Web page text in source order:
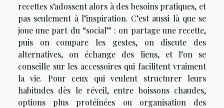
recettes s’adossent alors à des besoins pratiques, et
pas seulement à l’inspiration. C’est aussi là que se
joue une part du “social” : on partage une recette,
puis on compare les gestes, on discute des
alternatives, on échange des liens, et l’on se
conseille sur les accessoires qui facilitent vraiment
la vie. Pour ceux qui veulent structurer leurs
habitudes dès le réveil, entre boissons chaudes,
options plus protéinées ou organisation des